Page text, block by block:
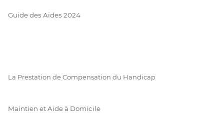
Guide des Aides 2024
La Prestation de Compensation du Handicap
Maintien et Aide à Domicile